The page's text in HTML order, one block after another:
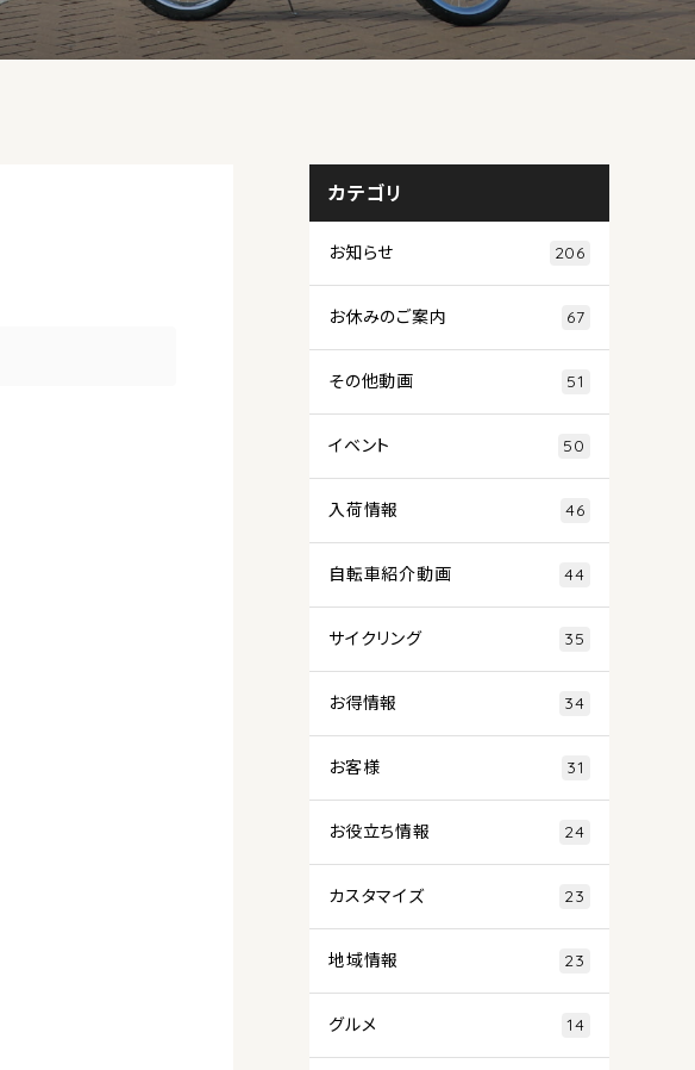
カテゴリ
お知らせ 206
お休みのご案内 67
その他動画 51
イベント 50
入荷情報 46
自転車紹介動画 44
サイクリング 35
お得情報 34
お客様 31
お役立ち情報 24
カスタマイズ 23
地域情報 23
グルメ 14